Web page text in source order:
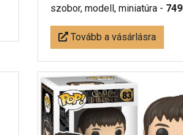
szobor, modell, miniatúra -
Tovább a vásárlásra